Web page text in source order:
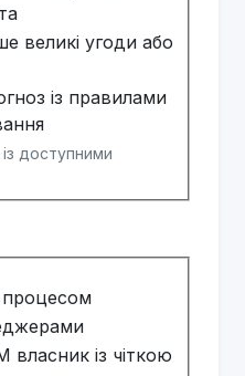
великі угоди або
із правилами
доступними
процесом
власник із чіткою